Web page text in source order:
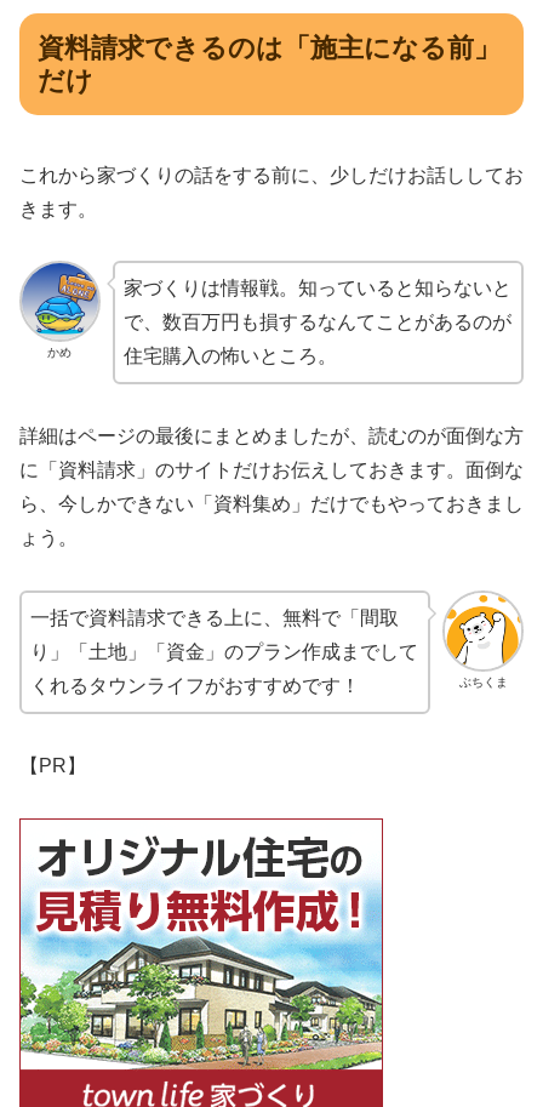
資料請求できるのは「施主になる前」
だけ
これから家づくりの話をする前に、少しだけお話ししてお
きます。
かめ
家づくりは情報戦。知っていると知らないと
で、数百万円も損するなんてことがあるのが
住宅購入の怖いところ。
詳細はページの最後にまとめましたが、読むのが面倒な方
に「資料請求」のサイトだけお伝えしておきます。面倒な
ら、今しかできない「資料集め」だけでもやっておきまし
ょう。
ぶちくま
一括で資料請求できる上に、無料で「間取
り」「土地」「資金」のプラン作成までして
くれるタウンライフがおすすめです！
【PR】